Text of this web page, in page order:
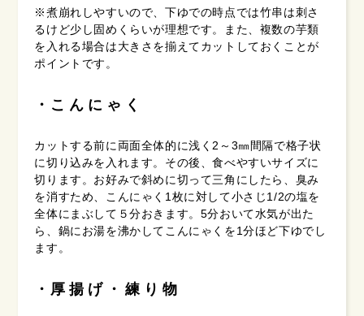
※煮崩れしやすいので、下ゆでの時点では竹串は刺さ
るけど少し固めくらいが理想です。また、複数の芋類
を入れる場合は大きさを揃えてカットしておくことが
ポイントです。
こんにゃく
カットする前に両面全体的に浅く2～3㎜間隔で格子状
に切り込みを入れます。その後、食べやすいサイズに
切ります。お好みで斜めに切って三角にしたら、臭み
を消すため、こんにゃく1枚に対して小さじ1/2の塩を
全体にまぶして５分おきます。5分おいて水気が出た
ら、鍋にお湯を沸かしてこんにゃくを1分ほど下ゆでし
ます。
厚揚げ・練り物